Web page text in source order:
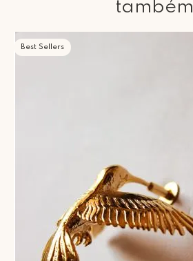
também
Best Sellers